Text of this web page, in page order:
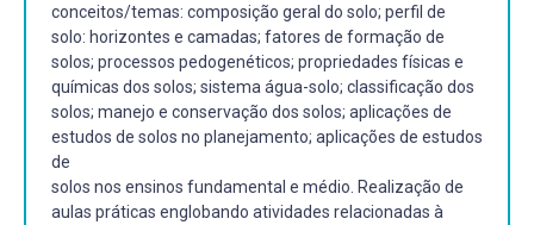
conceitos/temas: composição geral do solo; perfil de
solo: horizontes e camadas; fatores de formação de
solos; processos pedogenéticos; propriedades físicas e
químicas dos solos; sistema água-solo; classificação dos
solos; manejo e conservação dos solos; aplicações de
estudos de solos no planejamento; aplicações de estudos
de
solos nos ensinos fundamental e médio. Realização de
aulas práticas englobando atividades relacionadas à